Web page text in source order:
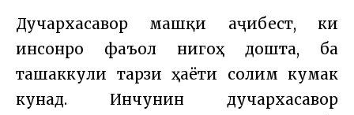
Дучархасаворӣ машқи аҷибест, ки
инсонро фаъол нигоҳ дошта, ба
ташаккули тарзи ҳаёти солим кумак
кунад. Инчунин дучархасаворӣ